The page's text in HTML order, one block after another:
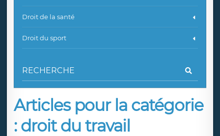
Articles pour la catégorie
: droit du travail
Droit de la santé
Droit du sport